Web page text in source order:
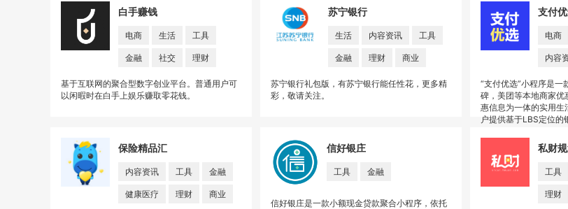
白手赚钱
电商 生活 工具
金融 社交 理财
基于互联网的聚合型数字创业平台。普通用户可
以闲暇时在白手上娱乐赚取零花钱。
苏宁银行
生活 内容资讯 工具
金融 理财 商业
苏宁银行礼包版，有苏宁银行能任性花，更多精
彩，敬请关注。
支付
电商
内容
“支付优选”小程序是一
碑，美团等本地商家优
惠信息为一体的实用生
户提供基于LBS定位的
保险精品汇
内容资讯 工具 金融
健康医疗 理财 商业
信好银庄
工具 金融
信好银庄是一款小额现金贷款聚合小程序，依托
私财
工具
理财